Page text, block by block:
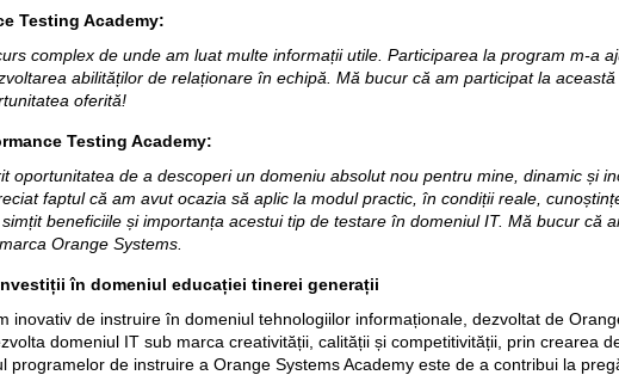
Testing Academy:
complex de unde am luat multe informații utile. Participarea la program m-a
abilităților de relaționare în echipă. Mă bucur că am participat la
oferită!
Testing Academy:
oportunitatea de a descoperi un domeniu absolut nou pentru mine, dinamic și
faptul că am avut ocazia să aplic la modul practic, în condiții reale,
beneficiile și importanța acestui tip de testare în domeniul IT. Mă bucur că
Orange Systems.
în domeniul educației tinerei generații
inovativ de instruire în domeniul tehnologiilor informaționale, dezvoltat de
domeniul IT sub marca creativității, calității și competitivității, prin crearea
programelor de instruire a Orange Systems Academy este de a contribui la